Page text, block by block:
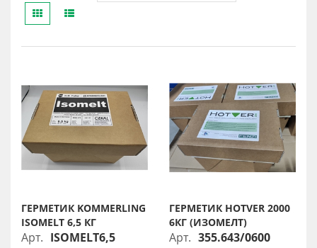
ГЕРМЕТИК KOMMERLING
ISOMELT 6,5 КГ
Арт. ISOMELT6,5
ГЕРМЕТИК HOTVER 2000
6КГ (ИЗОМЕЛТ)
Арт. 355.643/0600